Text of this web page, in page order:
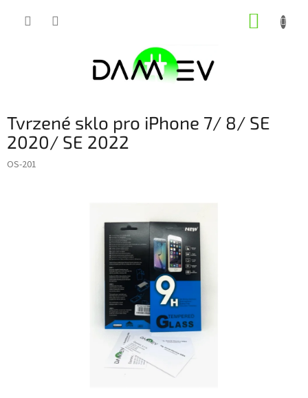
Tvrzené sklo pro iPhone 7/ 8/ SE
2020/ SE 2022
OS-201